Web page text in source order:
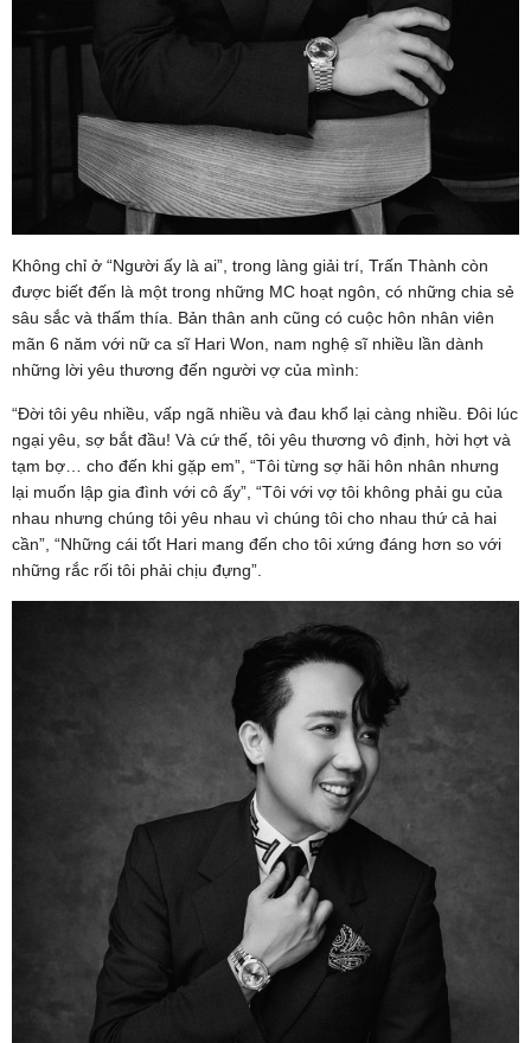
Không chỉ ở “Người ấy là ai”, trong làng giải trí, Trấn Thành còn
được biết đến là một trong những MC hoạt ngôn, có những chia sẻ
sâu sắc và thấm thía. Bản thân anh cũng có cuộc hôn nhân viên
mãn 6 năm với nữ ca sĩ Hari Won, nam nghệ sĩ nhiều lần dành
những lời yêu thương đến người vợ của mình:
“Đời tôi yêu nhiều, vấp ngã nhiều và đau khổ lại càng nhiều. Đôi lúc
ngại yêu, sợ bắt đầu! Và cứ thế, tôi yêu thương vô định, hời hợt và
tạm bợ… cho đến khi gặp em”, “Tôi từng sợ hãi hôn nhân nhưng
lại muốn lập gia đình với cô ấy”, “Tôi với vợ tôi không phải gu của
nhau nhưng chúng tôi yêu nhau vì chúng tôi cho nhau thứ cả hai
cần”, “Những cái tốt Hari mang đến cho tôi xứng đáng hơn so với
những rắc rối tôi phải chịu đựng”.